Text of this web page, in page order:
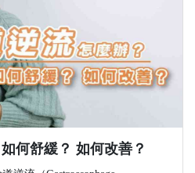
何舒緩？ 如何改善？